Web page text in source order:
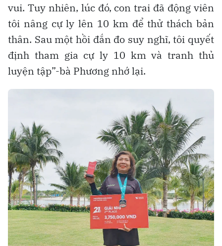
vui. Tuy nhiên, lúc đó, con trai đã động viên
tôi nâng cự ly lên 10 km để thử thách bản
thân. Sau một hồi đắn đo suy nghĩ, tôi quyết
định tham gia cự ly 10 km và tranh thủ
luyện tập”-bà Phương nhớ lại.